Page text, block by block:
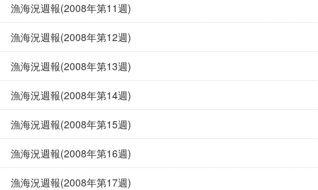
漁海況週報(2008年第11週)
漁海況週報(2008年第12週)
漁海況週報(2008年第13週)
漁海況週報(2008年第14週)
漁海況週報(2008年第15週)
漁海況週報(2008年第16週)
漁海況週報(2008年第17週)